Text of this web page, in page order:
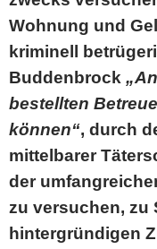
Wohnung und
kriminell
Buddenbrock
bestellten
können“, durch
mittelbarer
der
zu versuchen, zu
hintergründigen